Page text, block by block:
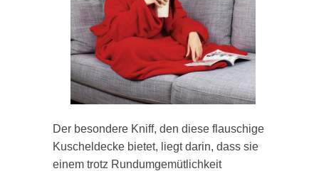
Der besondere Kniff, den diese flauschige
Kuscheldecke bietet, liegt darin, dass sie
einem trotz Rundumgemütlichkeit